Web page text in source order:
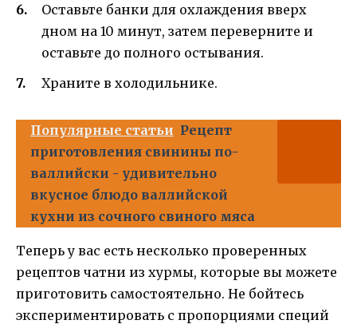
Оставьте банки для охлаждения вверх
дном на 10 минут, затем переверните и
оставьте до полного остывания.
Храните в холодильнике.
Популярные статьи Рецепт
приготовления свинины по-
валлийски - удивительно
вкусное блюдо валлийской
кухни из сочного свиного мяса
Теперь у вас есть несколько проверенных
рецептов чатни из хурмы, которые вы можете
приготовить самостоятельно. Не бойтесь
экспериментировать с пропорциями специй